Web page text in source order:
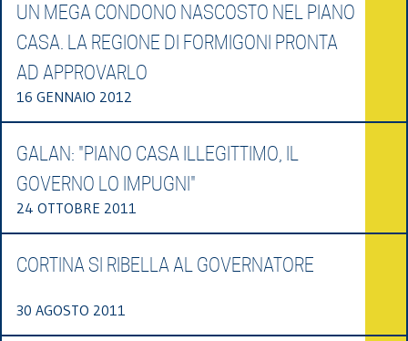
UN MEGA CONDONO NASCOSTO NEL PIANO
CASA. LA REGIONE DI FORMIGONI PRONTA
AD APPROVARLO
16 GENNAIO 2012
GALAN: "PIANO CASA ILLEGITTIMO, IL
GOVERNO LO IMPUGNI"
24 OTTOBRE 2011
CORTINA SI RIBELLA AL GOVERNATORE
30 AGOSTO 2011